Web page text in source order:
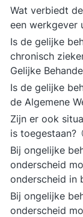
Wat verbiedt
een werkgever
Is de gelijke
chronisch
Gelijke
Is de gelijke
de Algemene
Zijn er ook
is toegestaan?
Bij ongelijke
onderscheid
onderscheid in
Bij ongelijke
onderscheid